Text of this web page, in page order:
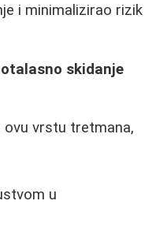
i minimalizirao rizik
skidanje
ovu vrstu tretmana,
u